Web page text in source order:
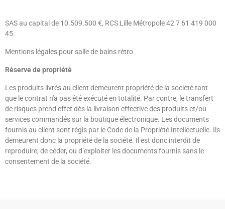
SAS au capital de 10.509.500 €, RCS Lille Métropole 42 7 61 419 000
45.
Mentions légales pour salle de bains rétro
Réserve de propriété
Les produits livrés au client demeurent propriété de la société tant
que le contrat n'a pas été exécuté en totalité. Par contre, le transfert
de risques prend effet dès la livraison effective des produits et/ou
services commandés sur la boutique électronique. Les documents
fournis au client sont régis par le Code de la Propriété Intellectuelle. Ils
demeurent donc la propriété de la société. Il est donc interdit de
reproduire, de céder, ou d’exploiter les documents fournis sans le
consentement de la société.